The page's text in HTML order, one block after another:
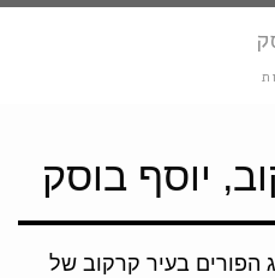
יוסף בוסק
הפורים בעיר קרקוב של